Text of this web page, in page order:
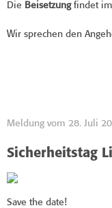
Die Beisetzungfindet im
Wir sprechen den
Meldung vom 28. Juli
Sicherheitstag
Save the date!